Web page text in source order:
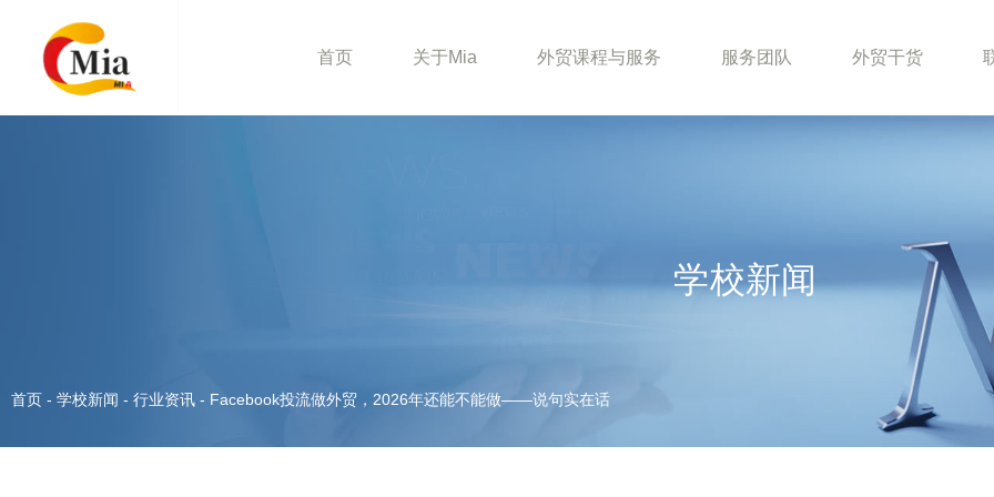
首页 关于Mia 外贸课程与服务 服务团队 外贸干货
学校新闻
首页 - 学校新闻 - 行业资讯 - Facebook投流做外贸，2026年还能不能做——说句实在话